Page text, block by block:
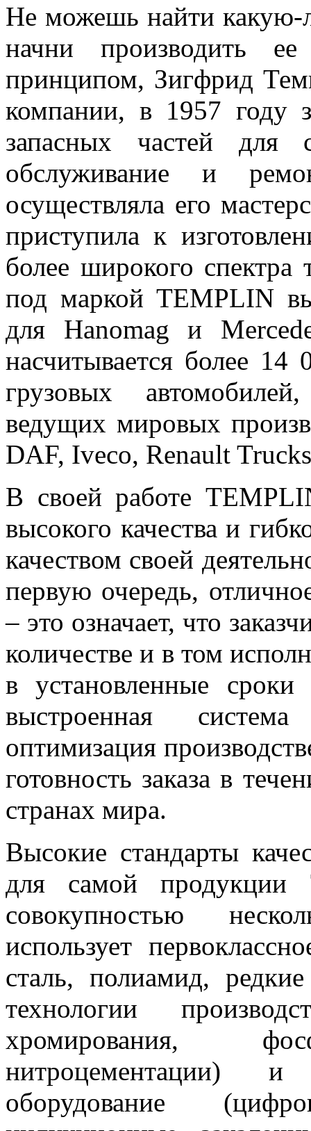
Не можешь найти какую-
начни производить
принципом, Зигфрид
компании, в 1957 году
запасных частей для
обслуживание и
осуществляла его
приступила к
более широкого
под маркой TEMPLIN
для Hanomag и
насчитывается более 14
грузовых
ведущих мировых
DAF, Iveco, Renault
В своей работе
высокого качества и
качеством своей
первую очередь,
– это означает, что
количестве и в том
в установленные
выстроенная
оптимизация
готовность заказа в
странах мира.
Высокие стандарты
для самой продукции
совокупностью
использует
сталь, полиамид,
технологии
хромирования,
нитроцементации) и
оборудование